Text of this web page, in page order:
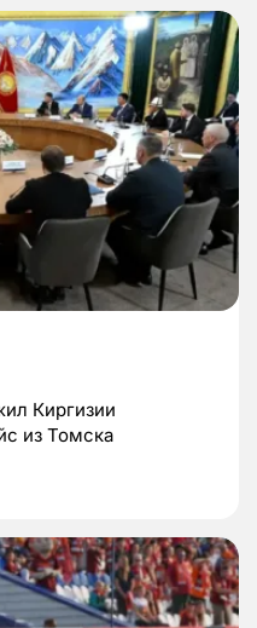
Киргизии
из Томска